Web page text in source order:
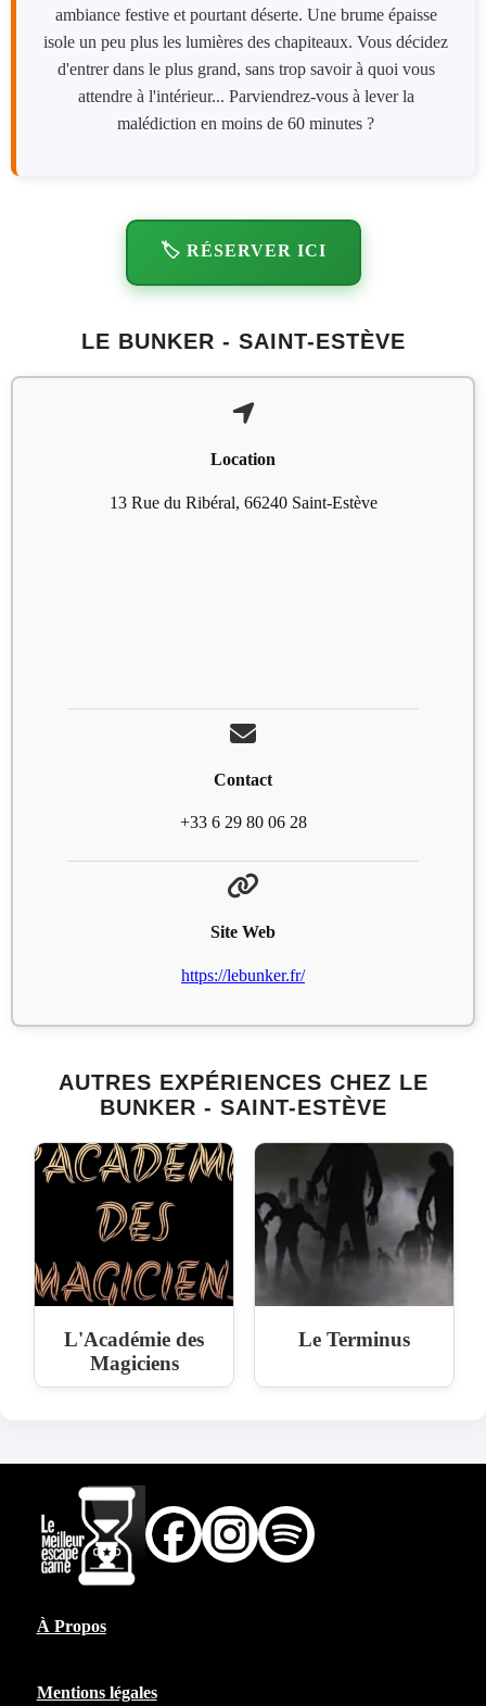
ambiance festive et pourtant déserte. Une brume épaisse
isole un peu plus les lumières des chapiteaux. Vous décidez
d'entrer dans le plus grand, sans trop savoir à quoi vous
attendre à l'intérieur... Parviendrez-vous à lever la
malédiction en moins de 60 minutes ?
🏷️ RÉSERVER ICI
LE BUNKER - SAINT-ESTÈVE
Location
13 Rue du Ribéral, 66240 Saint-Estève
Contact
+33 6 29 80 06 28
Site Web
https://lebunker.fr/
AUTRES EXPÉRIENCES CHEZ LE
BUNKER - SAINT-ESTÈVE
L'Académie des
Magiciens
Le Terminus
À Propos
Mentions légales